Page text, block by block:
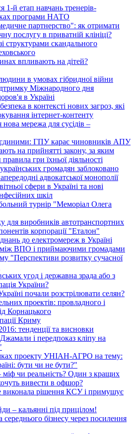
1-й етап навчань тренерів-
програми НАТО
партнерство": як отримати
послугу в приватній клініці?
структурами скандального
впливають на дітей?
в умовах гібридної війни
Міжнародного дня
в Україні
в контексті нових загроз, які
інтернет-контенту
нова мережа для сусідів –
ГПУ карає чиновників АПУ
на прийнятті закону, за яким
гри їхньої діяльності
українських громадян заблоковано
адвокатської монополії
сфери в Україні та нові
шкіл
турнір "Меморіал Олега
для виробників автотранспортних
корпорації "Еталон"
до електромереж в Україні
між ВПО і приймаючими громадами
"Перспективи розвитку сучасної
угод і державна зрада або з
України?
почали розстрілювати селян?
проектів: провладного і
Корнацького
Криму
тенденції та висновки
і передпоказ кліпу на
проекту УНІАН-АГРО на тему:
бути чи не бути?"
міф чи реальність? Один з кращих
вивести в офшор?
виконала рішення КСУ і примушує
– кальянні під прицілом!
середнього бізнесу через посилення